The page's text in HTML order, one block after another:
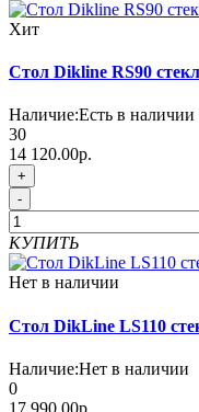
Хит
Стол Dikline RS90
Наличие:Есть в наличии
30
14 120.00р.
+
-
КУПИТЬ
Нет в наличии
Стол DikLine LS110
Наличие:Нет в наличии
0
17 990.00р.